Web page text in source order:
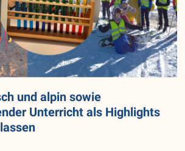
und alpin sowie
Unterricht als Highlights